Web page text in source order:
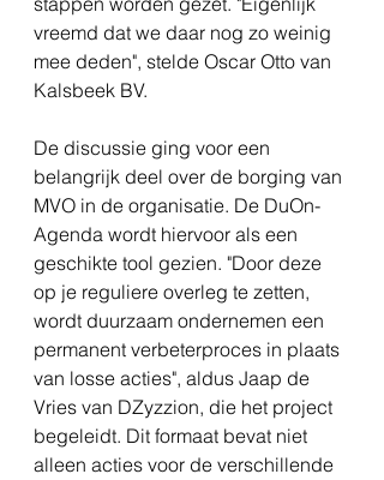
vreemd dat we daar nog zo weinig
mee deden", stelde Oscar Otto van
Kalsbeek BV.
De discussie ging voor een
belangrijk deel over de borging van
MVO in de organisatie. De DuOn-
Agenda wordt hiervoor als een
geschikte tool gezien. "Door deze
op je reguliere overleg te zetten,
wordt duurzaam ondernemen een
permanent verbeterproces in plaats
van losse acties", aldus Jaap de
Vries van DZyzzion, die het project
begeleidt. Dit formaat bevat niet
alleen acties voor de verschillende